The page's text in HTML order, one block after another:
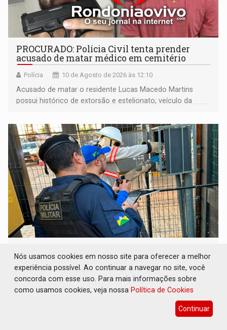
PROCURADO: Polícia Civil tenta prender
acusado de matar médico em cemitério
Polícia 10 de Agosto de 2026 às 12:10
Acusado de matar o residente Lucas Macedo Martins
possui histórico de extorsão e estelionato; veículo da
energia identificam irregularidades em
arena esportiva
Vista Alegre do Abunã e Extrema resultaram em uma
Nós usamos cookies em nosso site para oferecer a melhor
experiência possível. Ao continuar a navegar no site, você
concorda com esse uso. Para mais informações sobre
como usamos cookies, veja nossa Política de Cookies
Continuar